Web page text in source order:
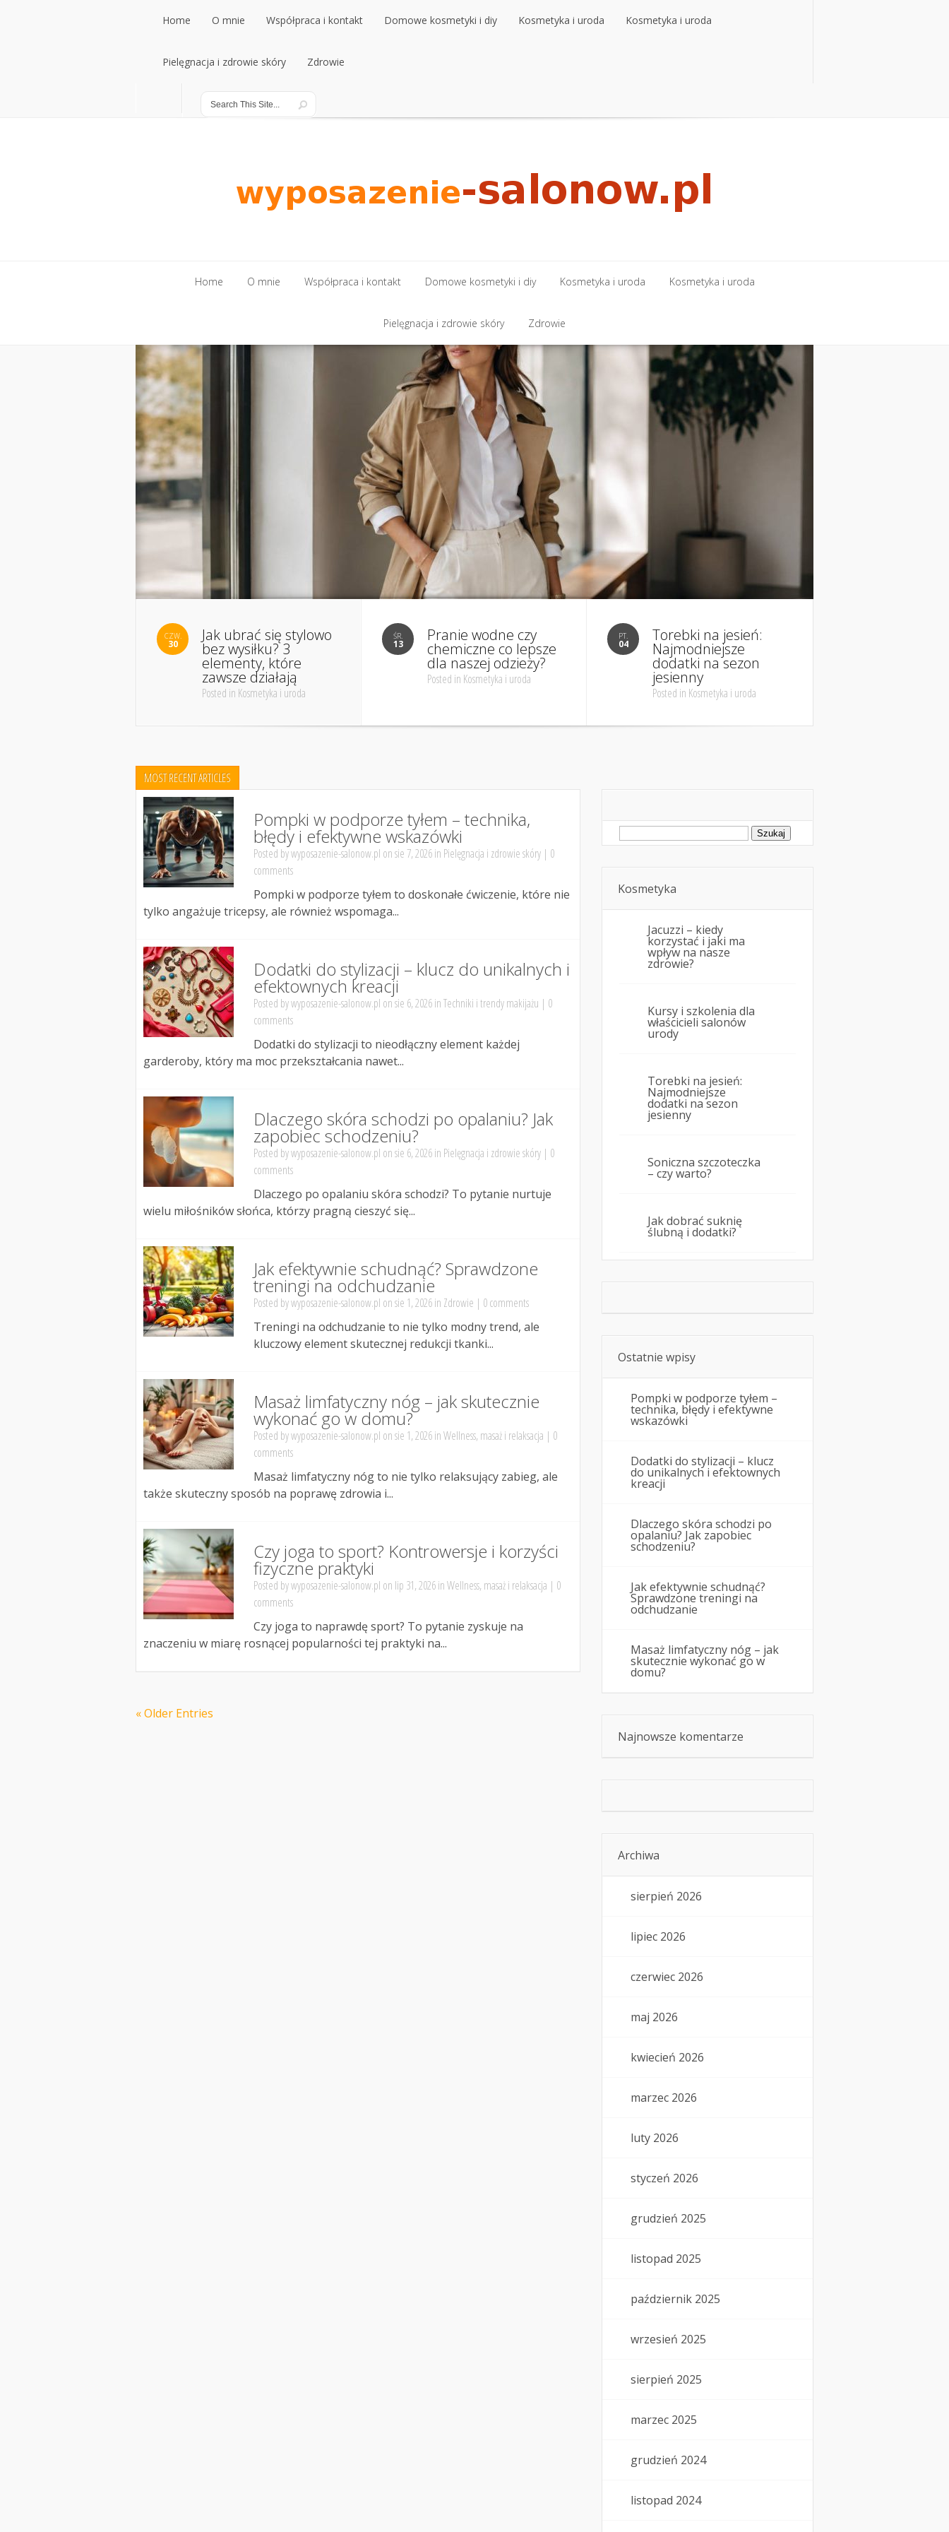
Home
Home
O mnie
O mnie
Współpraca i kontakt
Współpraca i kontakt
Domowe kosmetyki i diy Kosmetyka i uroda Kosmetyka i uroda
Pielęgnacja i zdrowie skóry
Pielęgnacja i zdrowie skóry
Zdrowie
Home O mnie Współpraca i kontakt
Współpraca i kontakt
Domowe kosmetyki i diy
Domowe kosmetyki i diy
Kosmetyka i uroda
Kosmetyka i uroda
Kosmetyka i uroda
Pielęgnacja i zdrowie skóry
Pielęgnacja i zdrowie skóry
Zdrowie
CZW.
30 Jak ubrać się stylowo
bez wysiłku? 3
elementy, które
zawsze działają
Posted in Kosmetyka i uroda
ŚR.
13 Pranie wodne czy
chemiczne co lepsze
dla naszej odzieży?
Posted in Kosmetyka i uroda
PT.
04 Torebki na jesień:
Najmodniejsze
dodatki na sezon
jesienny
Posted in Kosmetyka i uroda
MOST RECENT ARTICLES
Pompki w podporze tyłem – technika,
błędy i efektywne wskazówki
Posted bywyposazenie-salonow.pl on sie 7, 2026 in Pielęgnacja i zdrowie skóry | 0
comments
Pompki w podporze tyłem to doskonałe ćwiczenie, które nie
tylko angażuje tricepsy, ale również wspomaga...
Dodatki do stylizacji – klucz do unikalnych i
efektownych kreacji
Posted bywyposazenie-salonow.pl on sie 6, 2026 inTechniki i trendy makijażu | 0
comments
Dodatki do stylizacji to nieodłączny element każdej
garderoby, który ma moc przekształcania nawet...
Dlaczego skóra schodzi po opalaniu? Jak
zapobiec schodzeniu?
Posted bywyposazenie-salonow.pl on sie 6, 2026 in Pielęgnacja i zdrowie skóry | 0
comments
Dlaczego po opalaniu skóra schodzi? To pytanie nurtuje
wielu miłośników słońca, którzy pragną cieszyć się...
Jak efektywnie schudnąć? Sprawdzone
treningi na odchudzanie
Posted bywyposazenie-salonow.pl on sie 1, 2026 in Zdrowie | 0 comments
Treningi na odchudzanie to nie tylko modny trend, ale
kluczowy element skutecznej redukcji tkanki...
Masaż limfatyczny nóg – jak skutecznie
wykonać go w domu?
Posted bywyposazenie-salonow.pl on sie 1, 2026 inWellness, masaż i relaksacja | 0
comments
Masaż limfatyczny nóg to nie tylko relaksujący zabieg, ale
także skuteczny sposób na poprawę zdrowia i...
Czy joga to sport? Kontrowersje i korzyści
fizyczne praktyki
Posted bywyposazenie-salonow.pl on lip 31, 2026 inWellness, masaż i relaksacja | 0
comments
Czy joga to naprawdę sport? To pytanie zyskuje na
znaczeniu w miarę rosnącej popularności tej praktyki na...
« Older Entries
Szukaj:
Kosmetyka
Jacuzzi – kiedy
korzystać i jaki ma
wpływ na nasze
zdrowie?
Kursy i szkolenia dla
właścicieli salonów
urody
Torebki na jesień:
Najmodniejsze
dodatki na sezon
jesienny
Soniczna szczoteczka
– czy warto?
Jak dobrać suknię
ślubną i dodatki?
Ostatnie wpisy
Pompki w podporze tyłem –
technika, błędy i efektywne
wskazówki
Dodatki do stylizacji – klucz
do unikalnych i efektownych
kreacji
Dlaczego skóra schodzi po
opalaniu? Jak zapobiec
schodzeniu?
Jak efektywnie schudnąć?
Sprawdzone treningi na
odchudzanie
Masaż limfatyczny nóg – jak
skutecznie wykonać go w
domu?
Najnowsze komentarze
Archiwa
sierpień 2026
lipiec 2026
czerwiec 2026
maj 2026
kwiecień 2026
marzec 2026
luty 2026
styczeń 2026
grudzień 2025
listopad 2025
październik 2025
wrzesień 2025
sierpień 2025
marzec 2025
grudzień 2024
listopad 2024